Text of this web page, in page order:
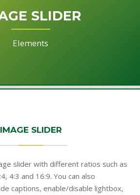
SLIDER
Elements
IMAGE SLIDER
slider with different ratios such as
4:3 and 16:9. You can also
captions, enable/disable lightbox,